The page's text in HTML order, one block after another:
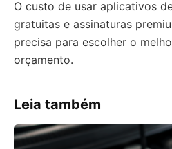
O custo de usar aplicativos
gratuitas e assinaturas
precisa para escolher o
orçamento.
Leia também